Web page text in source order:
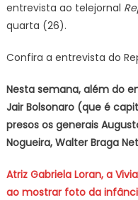
entrevista ao telejornal
quarta (26).
Confira a entrevista do
Nesta semana, além do
Jair Bolsonaro (que é
presos os generais
Nogueira, Walter Braga
Atriz Gabriela Loran, a
ao mostrar foto da